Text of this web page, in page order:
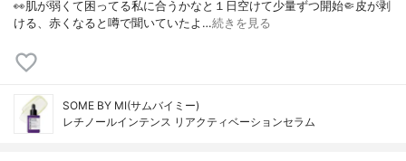
👀肌が弱くて困ってる私に合うかなと１日空けて少量ずつ開始🤏皮が剥
ける、赤くなると噂で聞いていたよ…続きを見る
SOME BY MI(サムバイミー)
レチノールインテンス リアクティベーションセラム